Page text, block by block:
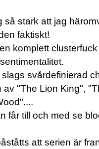
så stark att jag
faktiskt!
komplett
svårdefinierad
"The Lion King",
får till och med se
att serien är